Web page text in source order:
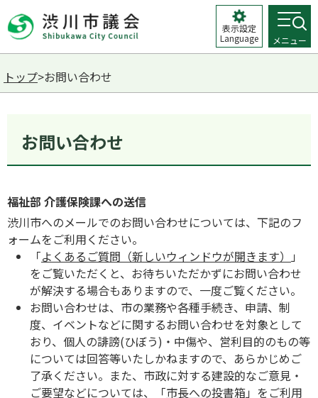
表示設定
Language
メニュー
トップ>お問い合わせ
お問い合わせ
福祉部 介護保険課への送信
渋川市へのメールでのお問い合わせについては、下記のフ
ォームをご利用ください。
「よくあるご質問（新しいウィンドウが開きます）
」
をご覧いただくと、お待ちいただかずにお問い合わせ
が解決する場合もありますので、一度ご覧ください。
お問い合わせは、市の業務や各種手続き、申請、制
度、イベントなどに関するお問い合わせを対象として
おり、個人の誹謗(ひぼう)・中傷や、営利目的のもの等
については回答等いたしかねますので、あらかじめご
了承ください。また、市政に対する建設的なご意見・
ご要望などについては、「市長への投書箱」をご利用